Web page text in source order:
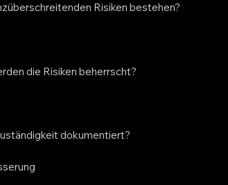
Risiken bestehen?
die Risiken beherrscht?
dokumentiert?